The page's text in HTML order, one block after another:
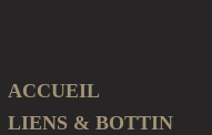
ACCUEIL
LIENS & BOTTIN